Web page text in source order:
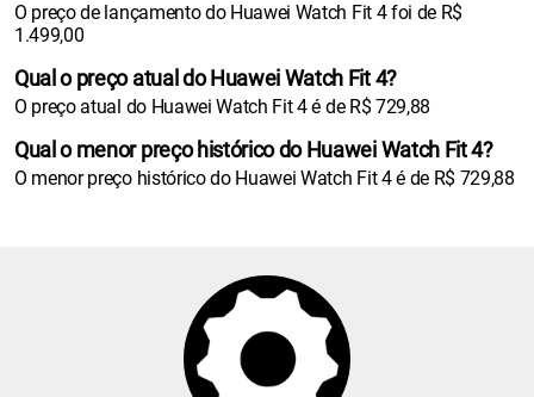
O preço de lançamento do Huawei Watch Fit 4 foi de R$
1.499,00
Qual o preço atual do Huawei Watch Fit 4?
O preço atual do Huawei Watch Fit 4 é de R$ 729,88
Qual o menor preço histórico do Huawei Watch Fit 4?
O menor preço histórico do Huawei Watch Fit 4 é de R$ 729,88